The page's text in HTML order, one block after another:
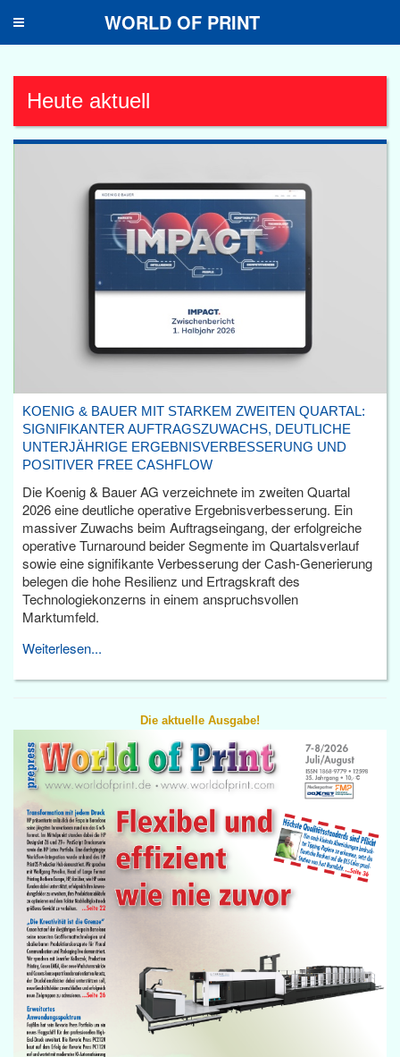
Toggle
WORLD OF PRINT
Heute aktuell
KOENIG & BAUER MIT STARKEM ZWEITEN QUARTAL:
SIGNIFIKANTER AUFTRAGSZUWACHS, DEUTLICHE
UNTERJÄHRIGE ERGEBNISVERBESSERUNG UND
POSITIVER FREE CASHFLOW
Die Koenig & Bauer AG verzeichnete im zweiten Quartal
2026 eine deutliche operative Ergebnisverbesserung. Ein
massiver Zuwachs beim Auftragseingang, der erfolgreiche
operative Turnaround beider Segmente im Quartalsverlauf
sowie eine signifikante Verbesserung der Cash-Generierung
belegen die hohe Resilienz und Ertragskraft des
Technologiekonzerns in einem anspruchsvollen
Marktumfeld.
Weiterlesen...
Die aktuelle Ausgabe!